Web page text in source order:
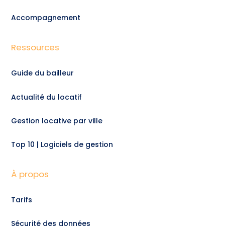
Accompagnement
Ressources
Guide du bailleur
Actualité du locatif
Gestion locative par ville
Top 10 | Logiciels de gestion
À propos
Tarifs
Sécurité des données